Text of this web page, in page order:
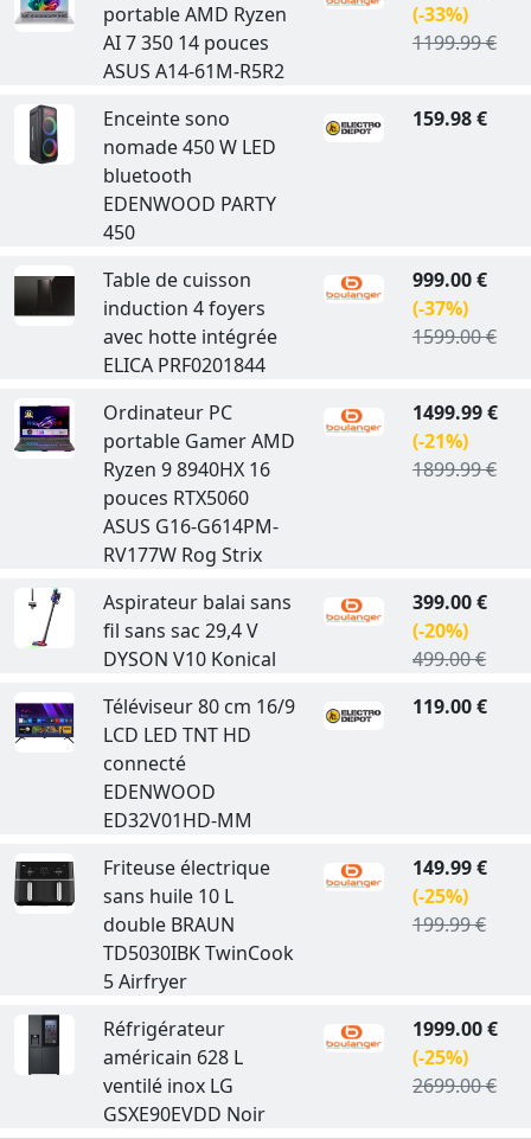
portable AMD Ryzen
AI 7 350 14 pouces
ASUS A14-61M-R5R2
(-33%)
1199.99 €
Enceinte sono
nomade 450 W LED
bluetooth
EDENWOOD PARTY
450
159.98 €
Table de cuisson
induction 4 foyers
avec hotte intégrée
ELICA PRF0201844
999.00 €
(-37%)
1599.00 €
Ordinateur PC
portable Gamer AMD
Ryzen 9 8940HX 16
pouces RTX5060
ASUS G16-G614PM-
RV177W Rog Strix
1499.99 €
(-21%)
1899.99 €
Aspirateur balai sans
fil sans sac 29,4 V
DYSON V10 Konical
399.00 €
(-20%)
499.00 €
Téléviseur 80 cm 16/9
LCD LED TNT HD
connecté
EDENWOOD
ED32V01HD-MM
119.00 €
Friteuse électrique
sans huile 10 L
double BRAUN
TD5030IBK TwinCook
5 Airfryer
149.99 €
(-25%)
199.99 €
Réfrigérateur
américain 628 L
ventilé inox LG
GSXE90EVDD Noir
1999.00 €
(-25%)
2699.00 €